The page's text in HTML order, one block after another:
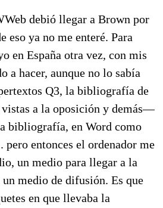
debió llegar a Brown por
eso ya no me enteré. Para
en España otra vez, con mis
a hacer, aunque no lo sabía
Q3, la bibliografía de
a la oposición y demás—
bibliografía, en Word como
pero entonces el ordenador me
un medio para llegar a la
medio de difusión. Es que
en que llevaba la